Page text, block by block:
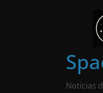
Noticias